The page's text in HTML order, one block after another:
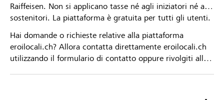
Raiffeisen. Non si applicano tasse né agli iniziatori né ai
sostenitori. La piattaforma è gratuita per tutti gli utenti.
Hai domande o richieste relative alla piattaforma
eroilocali.ch? Allora contatta direttamente eroilocali.ch
utilizzando il formulario di contatto oppure rivolgiti alla